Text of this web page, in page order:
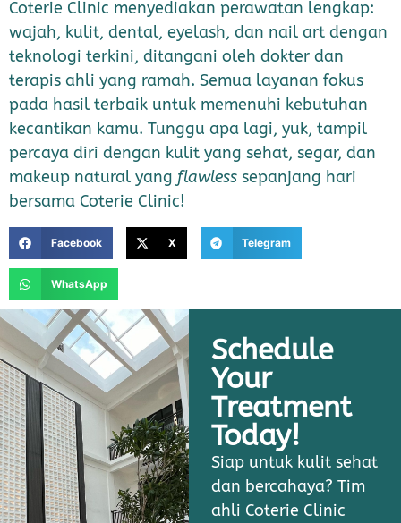
Coterie Clinic menyediakan perawatan lengkap:
wajah, kulit, dental, eyelash, dan nail art dengan
teknologi terkini, ditangani oleh dokter dan
terapis ahli yang ramah. Semua layanan fokus
pada hasil terbaik untuk memenuhi kebutuhan
kecantikan kamu. Tunggu apa lagi, yuk, tampil
percaya diri dengan kulit yang sehat, segar, dan
makeup natural yang flawless sepanjang hari
bersama Coterie Clinic!
Facebook X Telegram
WhatsApp
Schedule
Your
Treatment
Today!
Siap untuk kulit sehat
dan bercahaya? Tim
ahli Coterie Clinic